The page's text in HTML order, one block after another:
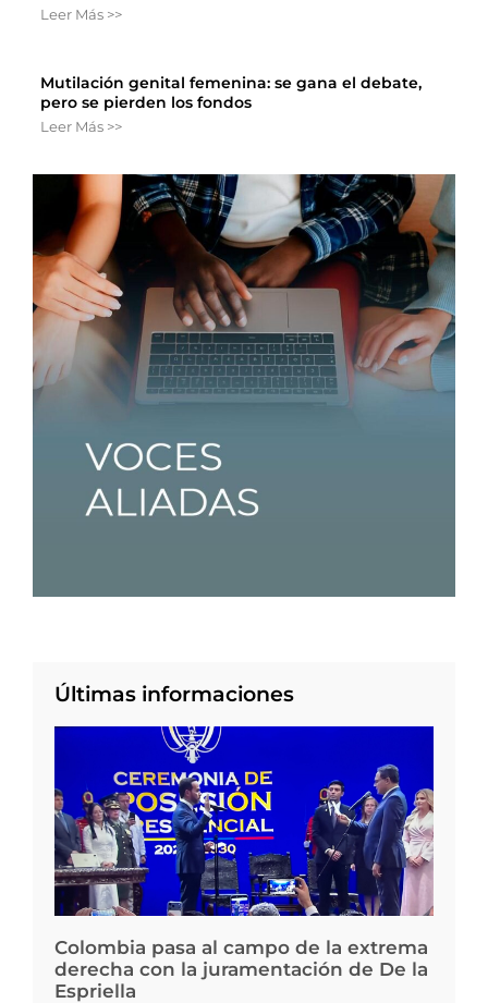
Leer Más >>
Mutilación genital femenina: se gana el debate,
pero se pierden los fondos
Leer Más >>
Últimas informaciones
Colombia pasa al campo de la extrema
derecha con la juramentación de De la
Espriella